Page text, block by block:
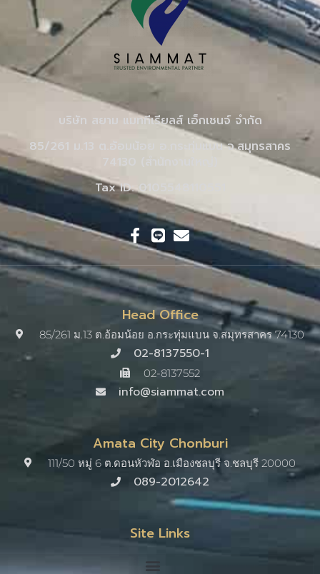
บริษัท สยาม แมททีเรียลส์ เอ็กเชนจ์ จำกัด
85/261 ม.13 ต.อ้อมน้อย อ.กระทุ่มแบน จ.สมุทรสาคร
74130 (สำนักงานใหญ่)
Tax ID: 0105548110551
Head Office
85/261 ม.13 ต.อ้อมน้อย อ.กระทุ่มแบน จ.สมุทรสาคร 74130
02-8137550-1
02-8137552
info@siammat.com
Amata City Chonburi
111/50 หมู่ 6 ต.ดอนหัวฬ่อ อ.เมืองชลบุรี จ.ชลบุรี 20000​
089-2012642
Site Links